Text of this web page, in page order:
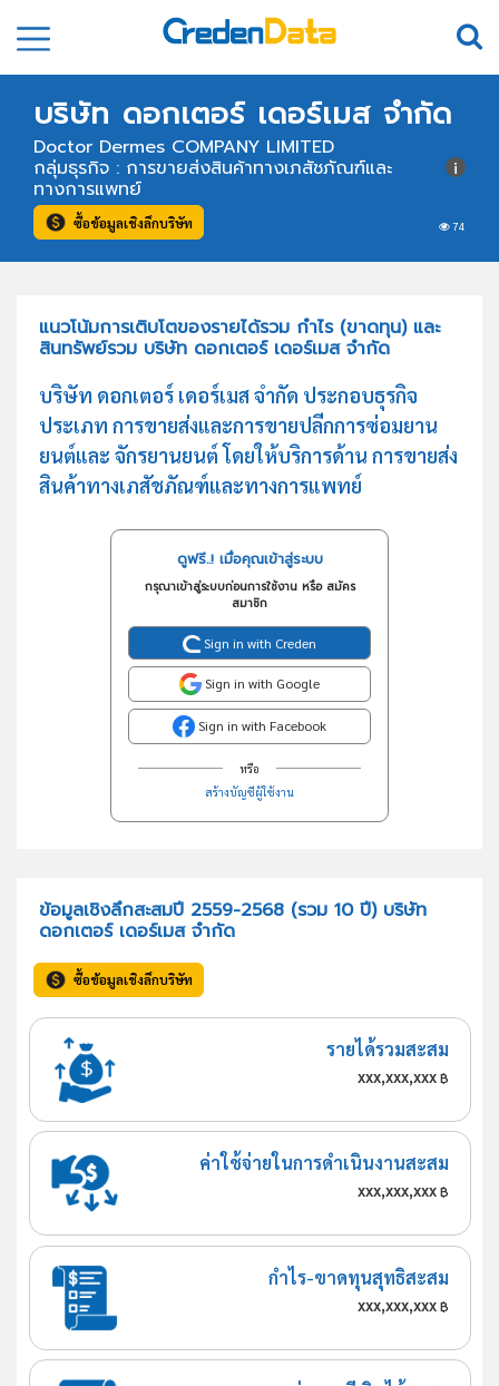
บริษัท ดอกเตอร์ เดอร์เมส จำกัด
Doctor Dermes COMPANY LIMITED
74
กลุ่มธุรกิจ : การขายส่งสินค้าทางเภสัชภัณฑ์และ
ทางการแพทย์
ซื้อข้อมูลเชิงลึกบริษัท
แนวโน้มการเติบโตของรายได้รวม กำไร (ขาดทุน) และ
สินทรัพย์รวม บริษัท ดอกเตอร์ เดอร์เมส จำกัด
บริษัท ดอกเตอร์ เดอร์เมส จำกัด ประกอบธุรกิจ
ประเภท การขายส่งและการขายปลีกการซ่อมยาน
ยนต์และ จักรยานยนต์ โดยให้บริการด้าน การขายส่ง
สินค้าทางเภสัชภัณฑ์และทางการแพทย์
ดูฟรี..! เมื่อคุณเข้าสู่ระบบ
กรุณาเข้าสู่ระบบก่อนการใช้งาน หรือ สมัคร
สมาชิก
Sign in with Creden
Sign in with Google
Sign in with Facebook
หรือ
สร้างบัญชีผู้ใช้งาน
ข้อมูลเชิงลึกสะสมปี 2559-2568 (รวม 10 ปี) บริษัท
ดอกเตอร์ เดอร์เมส จำกัด
ซื้อข้อมูลเชิงลึกบริษัท
รายได้รวมสะสม
xxx,xxx,xxx฿
ค่าใช้จ่ายในการดำเนินงานสะสม
xxx,xxx,xxx฿
กำไร-ขาดทุนสุทธิสะสม
xxx,xxx,xxx฿